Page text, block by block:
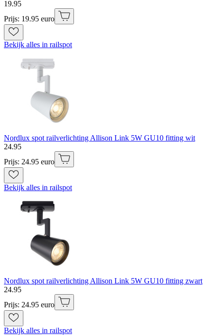
19.95
Prijs: 19.95 euro
Bekijk alles in railspot
Nordlux spot railverlichting Allison Link 5W GU10 fitting wit
24.95
Prijs: 24.95 euro
Bekijk alles in railspot
Nordlux spot railverlichting Allison Link 5W GU10 fitting zwart
24.95
Prijs: 24.95 euro
Bekijk alles in railspot